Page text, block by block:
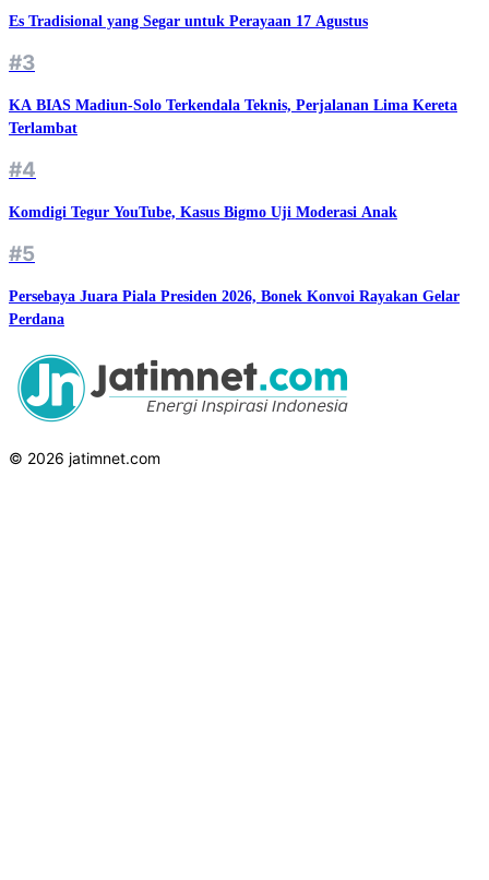
Es Tradisional yang Segar untuk Perayaan 17 Agustus
#3
KA BIAS Madiun-Solo Terkendala Teknis, Perjalanan Lima Kereta
Terlambat
#4
Komdigi Tegur YouTube, Kasus Bigmo Uji Moderasi Anak
#5
Persebaya Juara Piala Presiden 2026, Bonek Konvoi Rayakan Gelar
Perdana
© 2026 jatimnet.com